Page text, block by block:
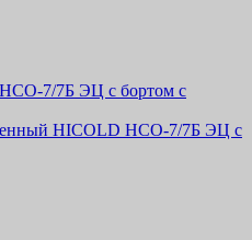
HICOLD НСО-7/7Б ЭЦ с